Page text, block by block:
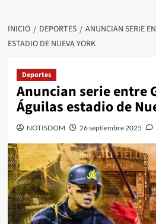
INICIO DEPORTES
ANUNCIAN SERIE
ESTADIO DE NUEVA YORK
Deportes
Anuncian serie entre
Águilas estadio de
NOTISDOM 26 septiembre 2025